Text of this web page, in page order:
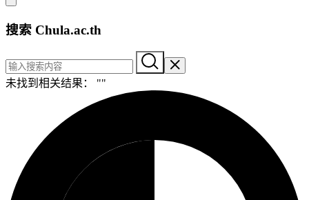
搜索 Chula.ac.th
未找到相关结果： ""